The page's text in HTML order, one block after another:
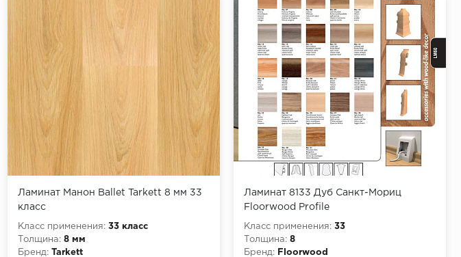
Ламинат Манон Ballet Tarkett 8 мм 33
класс
Класс применения: 33 класс
Толщина: 8 мм
Бренд:
Tarkett
Ламинат 8133 Дуб Санкт-Мориц
Floorwood Profile
Класс применения: 33
Толщина: 8
Бренд:
Floorwood